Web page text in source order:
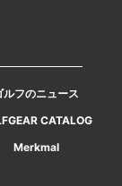
ルフのニュース
CATALOG
Merkmal